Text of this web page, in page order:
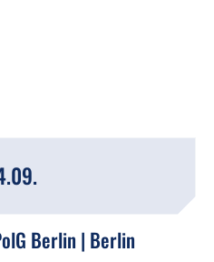
Berlin | Berlin